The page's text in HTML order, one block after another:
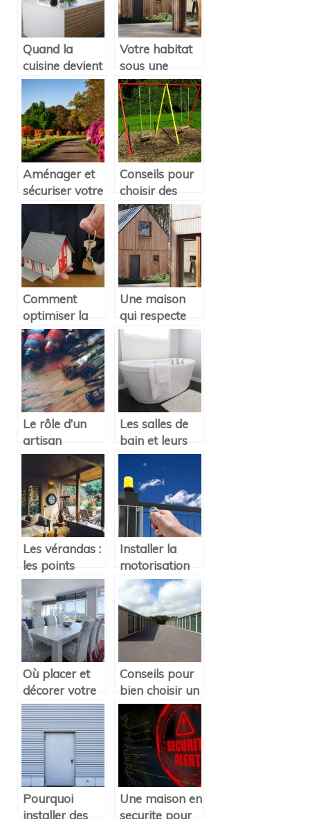
d’aménager
son extérieur
Quand la
cuisine devient
un espace
connecté
Votre habitat
sous une
architecture en
bois
Aménager et
sécuriser votre
espace
extérieur tout
en faisant des
économies
d’énergies
Conseils pour
choisir des
balançoires
pour enfants
Comment
optimiser la
sécurité de
votre maison ?
Une maison
qui respecte
l’environnement,
c’est possible ?
Le rôle d’un
artisan
peintre/décorateur
Les salles de
bain et leurs
vasques
Les vérandas :
les points
essentiels à
savoir
Installer la
motorisation
d’une porte :
les avantages
Où placer et
décorer votre
table à
manger ?
Conseils pour
bien choisir un
espace de
stockage
Pourquoi
installer des
Une maison en
securite pour